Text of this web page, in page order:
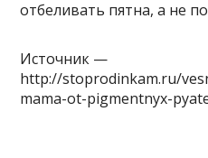
отбеливать пятна, а не
Источник —
http://stoprodinkam.ru/
mama-ot-pigmentnyx-